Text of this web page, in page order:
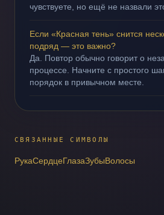
чувствуете, но ещё не назвали
Если «Красная тень» снится
подряд — это важно?
Да. Повтор обычно говорит о
процессе. Начните с простого
порядок в привычном месте.
СВЯЗАННЫЕ СИМВОЛЫ
РукаСердцеГлазаЗубыВолосы